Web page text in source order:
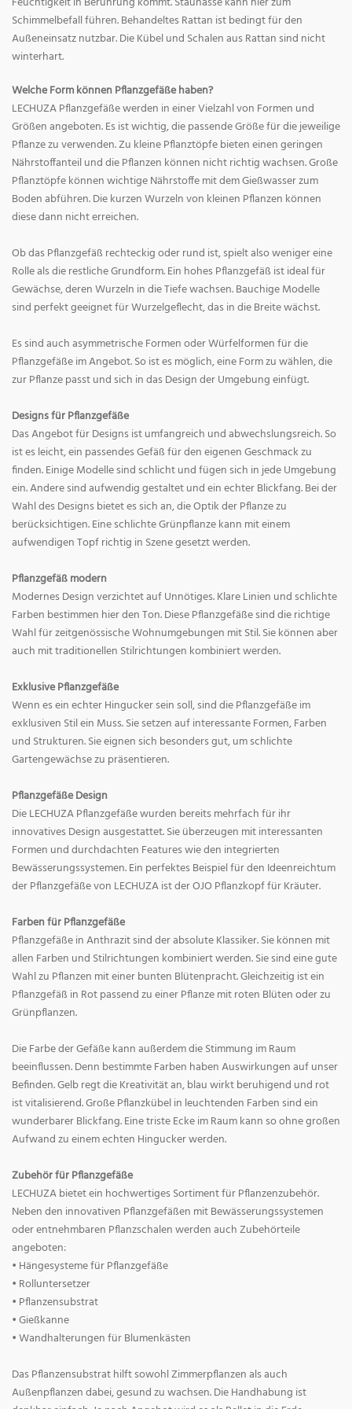
Schimmelbefall führen. Behandeltes Rattan ist bedingt für den
Außeneinsatz nutzbar. Die Kübel und Schalen aus Rattan sind nicht
winterhart.
Welche Form können Pflanzgefäße haben?
LECHUZA Pflanzgefäße werden in einer Vielzahl von Formen und
Größen angeboten. Es ist wichtig, die passende Größe für die jeweilige
Pflanze zu verwenden. Zu kleine Pflanztöpfe bieten einen geringen
Nährstoffanteil und die Pflanzen können nicht richtig wachsen. Große
Pflanztöpfe können wichtige Nährstoffe mit dem Gießwasser zum
Boden abführen. Die kurzen Wurzeln von kleinen Pflanzen können
diese dann nicht erreichen.
Ob das Pflanzgefäß rechteckig oder rund ist, spielt also weniger eine
Rolle als die restliche Grundform. Ein hohes Pflanzgefäß ist ideal für
Gewächse, deren Wurzeln in die Tiefe wachsen. Bauchige Modelle
sind perfekt geeignet für Wurzelgeflecht, das in die Breite wächst.
Es sind auch asymmetrische Formen oder Würfelformen für die
Pflanzgefäße im Angebot. So ist es möglich, eine Form zu wählen, die
zur Pflanze passt und sich in das Design der Umgebung einfügt.
Designs für Pflanzgefäße
Das Angebot für Designs ist umfangreich und abwechslungsreich. So
ist es leicht, ein passendes Gefäß für den eigenen Geschmack zu
finden. Einige Modelle sind schlicht und fügen sich in jede Umgebung
ein. Andere sind aufwendig gestaltet und ein echter Blickfang. Bei der
Wahl des Designs bietet es sich an, die Optik der Pflanze zu
berücksichtigen. Eine schlichte Grünpflanze kann mit einem
aufwendigen Topf richtig in Szene gesetzt werden.
Pflanzgefäß modern
Modernes Design verzichtet auf Unnötiges. Klare Linien und schlichte
Farben bestimmen hier den Ton. Diese Pflanzgefäße sind die richtige
Wahl für zeitgenössische Wohnumgebungen mit Stil. Sie können aber
auch mit traditionellen Stilrichtungen kombiniert werden.
Exklusive Pflanzgefäße
Wenn es ein echter Hingucker sein soll, sind die Pflanzgefäße im
exklusiven Stil ein Muss. Sie setzen auf interessante Formen, Farben
und Strukturen. Sie eignen sich besonders gut, um schlichte
Gartengewächse zu präsentieren.
Pflanzgefäße Design
Die LECHUZA Pflanzgefäße wurden bereits mehrfach für ihr
innovatives Design ausgestattet. Sie überzeugen mit interessanten
Formen und durchdachten Features wie den integrierten
Bewässerungssystemen. Ein perfektes Beispiel für den Ideenreichtum
der Pflanzgefäße von LECHUZA ist der OJO Pflanzkopf für Kräuter.
Farben für Pflanzgefäße
Pflanzgefäße in Anthrazit sind der absolute Klassiker. Sie können mit
allen Farben und Stilrichtungen kombiniert werden. Sie sind eine gute
Wahl zu Pflanzen mit einer bunten Blütenpracht. Gleichzeitig ist ein
Pflanzgefäß in Rot passend zu einer Pflanze mit roten Blüten oder zu
Grünpflanzen.
Die Farbe der Gefäße kann außerdem die Stimmung im Raum
beeinflussen. Denn bestimmte Farben haben Auswirkungen auf unser
Befinden. Gelb regt die Kreativität an, blau wirkt beruhigend und rot
ist vitalisierend. Große Pflanzkübel in leuchtenden Farben sind ein
wunderbarer Blickfang. Eine triste Ecke im Raum kann so ohne großen
Aufwand zu einem echten Hingucker werden.
Zubehör für Pflanzgefäße
LECHUZA bietet ein hochwertiges Sortiment für Pflanzenzubehör.
Neben den innovativen Pflanzgefäßen mit Bewässerungssystemen
oder entnehmbaren Pflanzschalen werden auch Zubehörteile
angeboten:
• Hängesysteme für Pflanzgefäße
• Rolluntersetzer
• Pflanzensubstrat
• Gießkanne
• Wandhalterungen für Blumenkästen
Das Pflanzensubstrat hilft sowohl Zimmerpflanzen als auch
Außenpflanzen dabei, gesund zu wachsen. Die Handhabung ist